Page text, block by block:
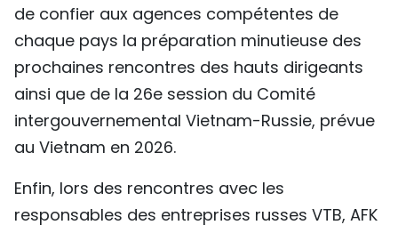
de confier aux agences compétentes de
chaque pays la préparation minutieuse des
prochaines rencontres des hauts dirigeants
ainsi que de la 26e session du Comité
intergouvernemental Vietnam-Russie, prévue
au Vietnam en 2026.
Enfin, lors des rencontres avec les
responsables des entreprises russes VTB, AFK